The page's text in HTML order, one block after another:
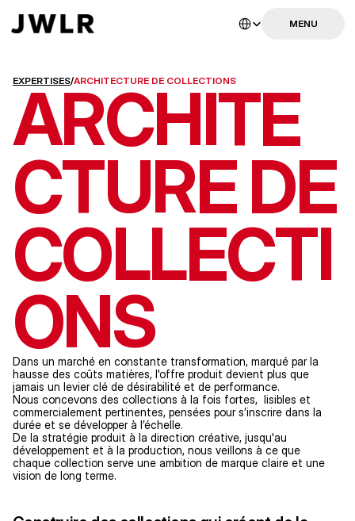
MENU
Select Language
EXPERTISES/ARCHITECTURE DE COLLECTIONS
ARCHITE
CTURE DE
COLLECTI
ONS
Dans un marché en constante transformation, marqué par la
hausse des coûts matières, l'offre produit devient plus que
jamais un levier clé de désirabilité et de performance.
Nous concevons des collections à la fois fortes,  lisibles et
commercialement pertinentes, pensées pour s’inscrire dans la
durée et se développer à l’échelle.
De la stratégie produit à la direction créative, jusqu'au
développement et à la production, nous veillons à ce que
chaque collection serve une ambition de marque claire et une
vision de long terme.